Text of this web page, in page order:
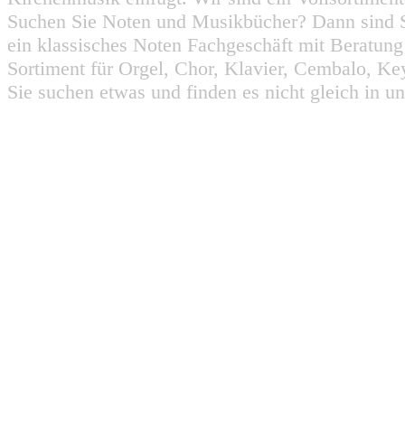
Suchen Sie Noten und Musikbücher? Dann
ein klassisches Noten Fachgeschäft mit
Sortiment für Orgel, Chor, Klavier, Cembalo,
Sie suchen etwas und finden es nicht gleich in